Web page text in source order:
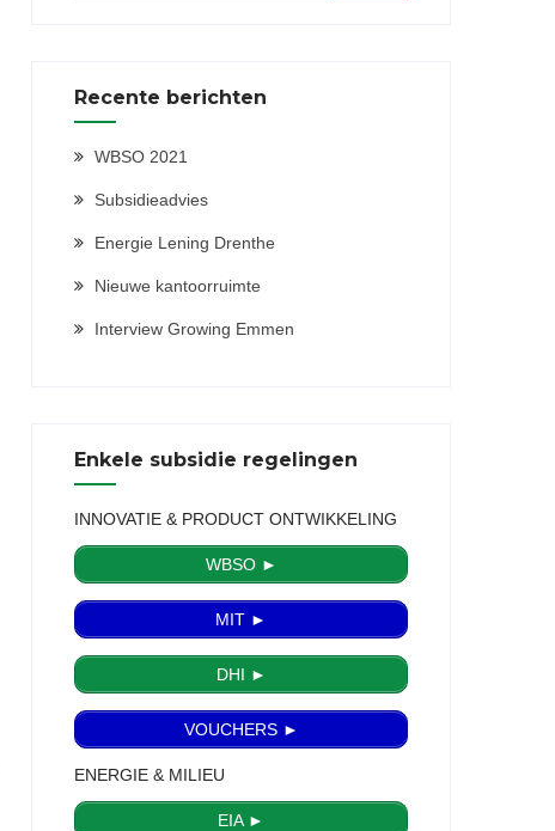
Recente berichten
WBSO 2021
Subsidieadvies
Energie Lening Drenthe
Nieuwe kantoorruimte
Interview Growing Emmen
Enkele subsidie regelingen
INNOVATIE & PRODUCT ONTWIKKELING
WBSO ►
MIT ►
DHI ►
VOUCHERS ►
ENERGIE & MILIEU
EIA ►